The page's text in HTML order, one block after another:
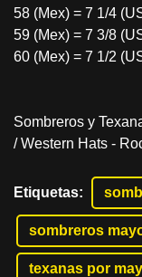
58 (Mex) = 7 1/4
59 (Mex) = 7 3/8
60 (Mex) = 7 1/2
Sombreros y
/ Western Hats -
Etiquetas:
sombreros
texanas por